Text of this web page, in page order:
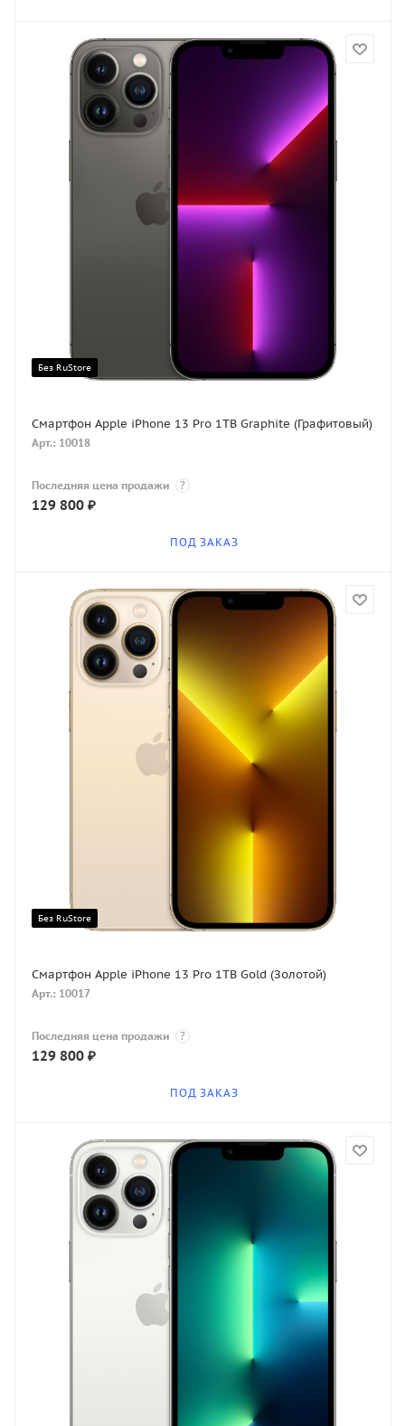
Без RuStore
Смартфон Apple iPhone 13 Pro 1TB Graphite (Графитовый)
Арт.: 10018
Последняя цена продажи ?
129 800 ₽
ПОД ЗАКАЗ
Без RuStore
Смартфон Apple iPhone 13 Pro 1TB Gold (Золотой)
Арт.: 10017
Последняя цена продажи ?
129 800 ₽
ПОД ЗАКАЗ